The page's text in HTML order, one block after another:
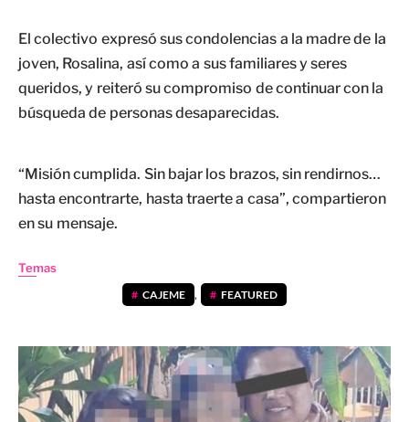
El colectivo expresó sus condolencias a la madre de la
joven, Rosalina, así como a sus familiares y seres
queridos, y reiteró su compromiso de continuar con la
búsqueda de personas desaparecidas.
“Misión cumplida. Sin bajar los brazos, sin rendirnos…
hasta encontrarte, hasta traerte a casa”, compartieron
en su mensaje.
Temas
CAJEME , FEATURED